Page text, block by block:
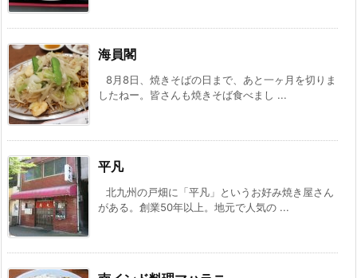
海員閣
8月8日、焼きそばの日まで、あと一ヶ月を切りま
したねー。皆さんも焼きそば食べまし ...
平凡
北九州の戸畑に「平凡」というお好み焼き屋さん
がある。創業50年以上。地元で人気の ...